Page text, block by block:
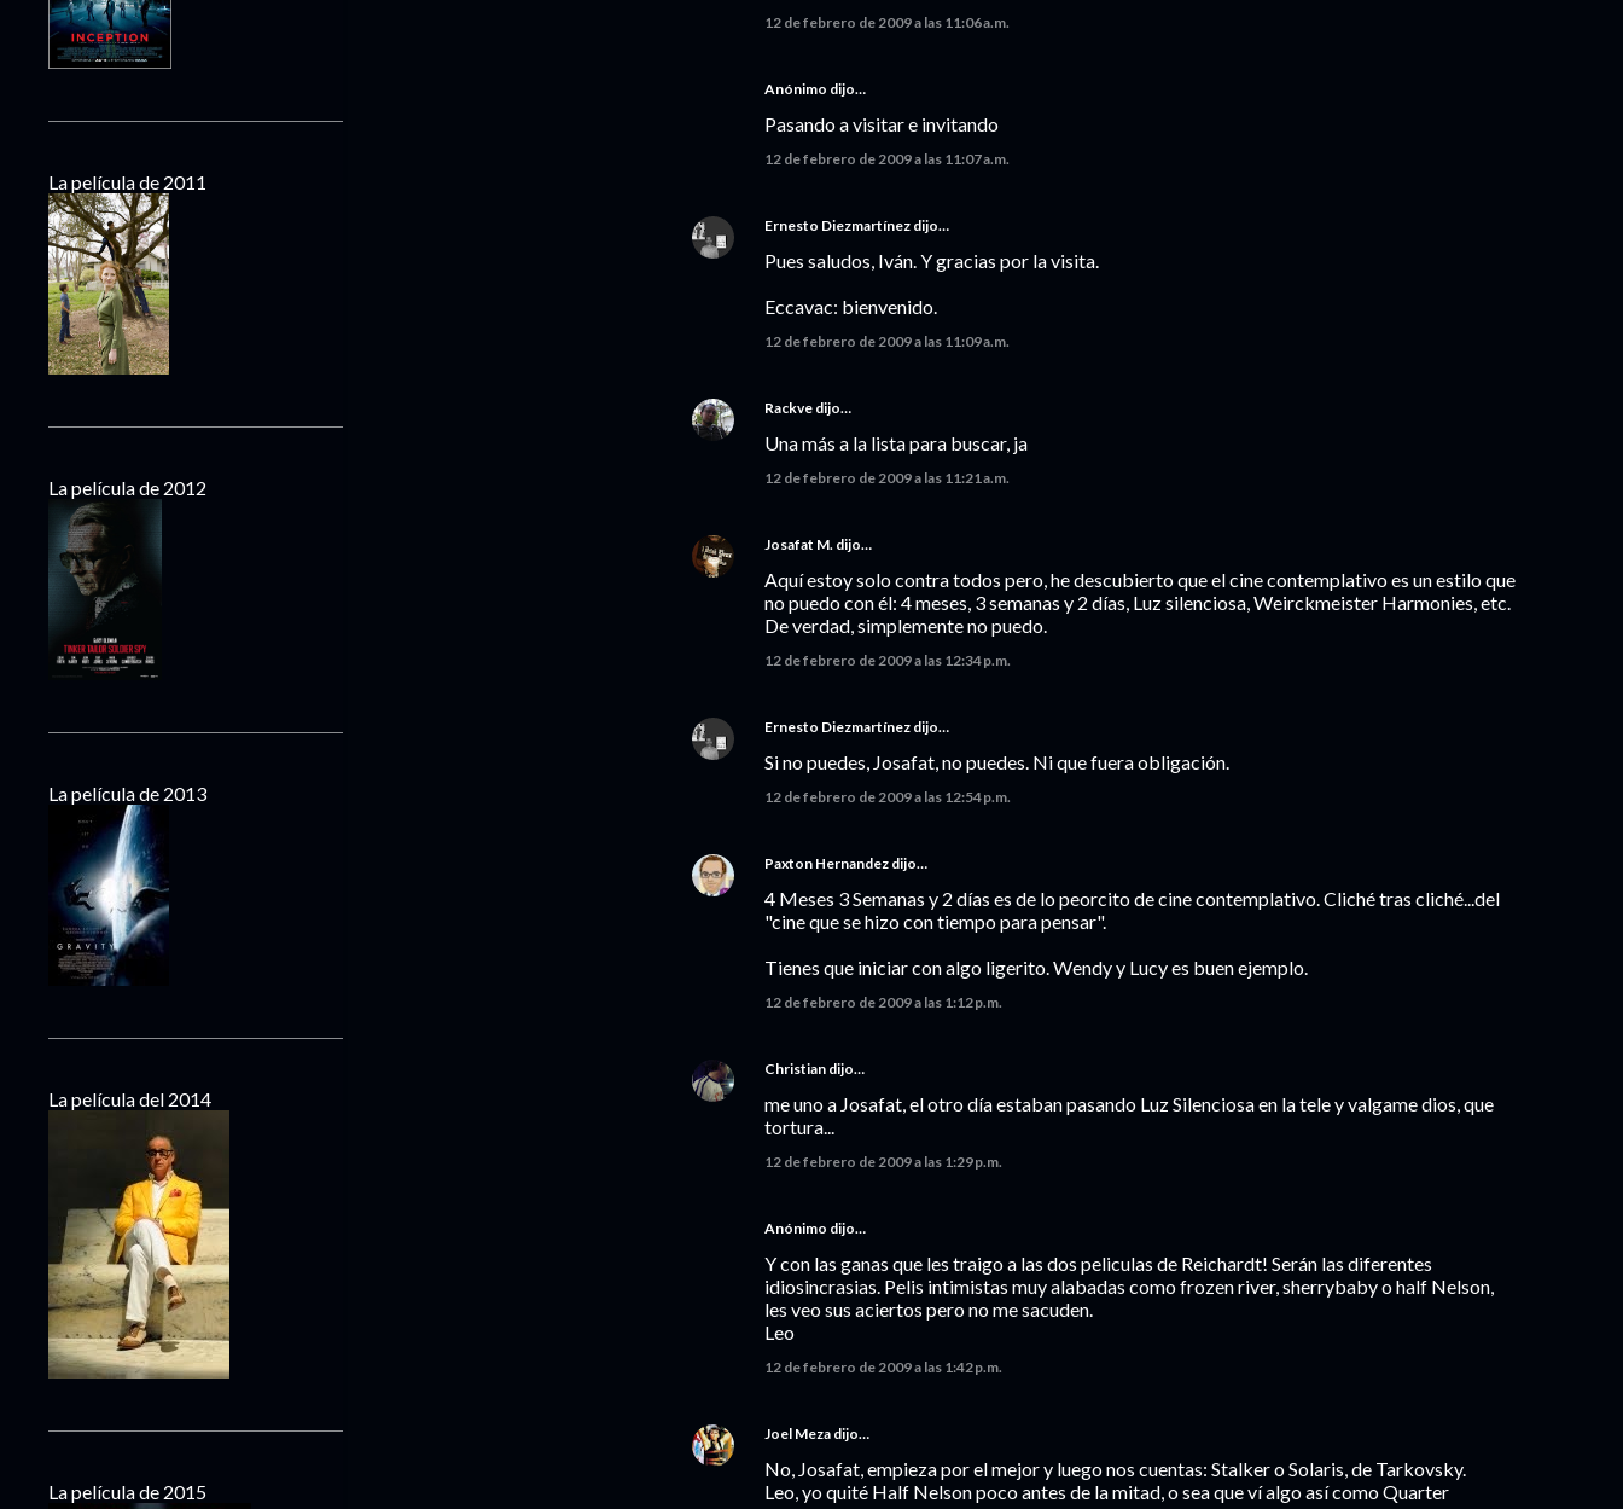
12 de febrero de 2009 a las 11:06 a.m.
Anónimo dijo…
Pasando a visitar e invitando
12 de febrero de 2009 a las 11:07 a.m.
Ernesto Diezmartínez dijo…
Pues saludos, Iván. Y gracias por la visita.
Eccavac: bienvenido.
12 de febrero de 2009 a las 11:09 a.m.
Rackve dijo…
Una más a la lista para buscar, ja
12 de febrero de 2009 a las 11:21 a.m.
Josafat M. dijo…
Aquí estoy solo contra todos pero, he descubierto que el cine contemplativo es un estilo que
no puedo con él: 4 meses, 3 semanas y 2 días, Luz silenciosa, Weirckmeister Harmonies, etc.
De verdad, simplemente no puedo.
12 de febrero de 2009 a las 12:34 p.m.
Ernesto Diezmartínez dijo…
Si no puedes, Josafat, no puedes. Ni que fuera obligación.
12 de febrero de 2009 a las 12:54 p.m.
Paxton Hernandez dijo…
4 Meses 3 Semanas y 2 días es de lo peorcito de cine contemplativo. Cliché tras cliché...del
"cine que se hizo con tiempo para pensar".
Tienes que iniciar con algo ligerito. Wendy y Lucy es buen ejemplo.
12 de febrero de 2009 a las 1:12 p.m.
Christian dijo…
me uno a Josafat, el otro día estaban pasando Luz Silenciosa en la tele y valgame dios, que
tortura...
12 de febrero de 2009 a las 1:29 p.m.
Anónimo dijo…
Y con las ganas que les traigo a las dos peliculas de Reichardt! Serán las diferentes
idiosincrasias. Pelis intimistas muy alabadas como frozen river, sherrybaby o half Nelson,
les veo sus aciertos pero no me sacuden.
Leo
12 de febrero de 2009 a las 1:42 p.m.
Joel Meza dijo…
No, Josafat, empieza por el mejor y luego nos cuentas: Stalker o Solaris, de Tarkovsky.
Leo, yo quité Half Nelson poco antes de la mitad, o sea que ví algo así como Quarter
La película de 2011
La película de 2012
La película de 2013
La película del 2014
La película de 2015